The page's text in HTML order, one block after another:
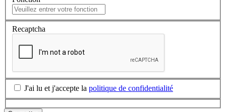
Recaptcha
J'ai lu et j'accepte la politique de confidentialité